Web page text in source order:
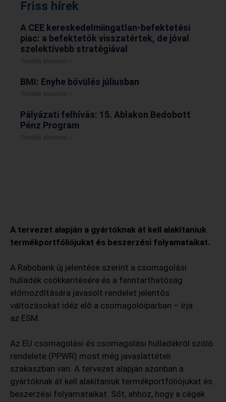
A tervezet alapján a gyártóknak át kell alakítaniuk
termékportfóliójukat és beszerzési folyamataikat.
A Rabobank új jelentése szerint a csomagolási
hulladék csökkentésére és a fenntarthatóság
előmozdítására javasolt rendelet jelentős
változásokat idéz elő a csomagolóiparban – írja
az ESM.
Az EU csomagolási és csomagolási hulladékról szóló
rendelete (PPWR) most még javaslattételi
szakaszban van. A tervezet alapján azonban a
gyártóknak át kell alakítaniuk termékportfóliójukat és
beszerzési folyamataikat. Sőt, ahhoz, hogy a cégek
Friss hírek
A CEE kereskedelmiingatlan-befektetési
piac: a befektetők visszatértek, de jóval
szelektívebb stratégiával
BMI: Enyhe bővülés júliusban
Pályázati felhívás: 15. Ablakon Bedobott
Pénz Program